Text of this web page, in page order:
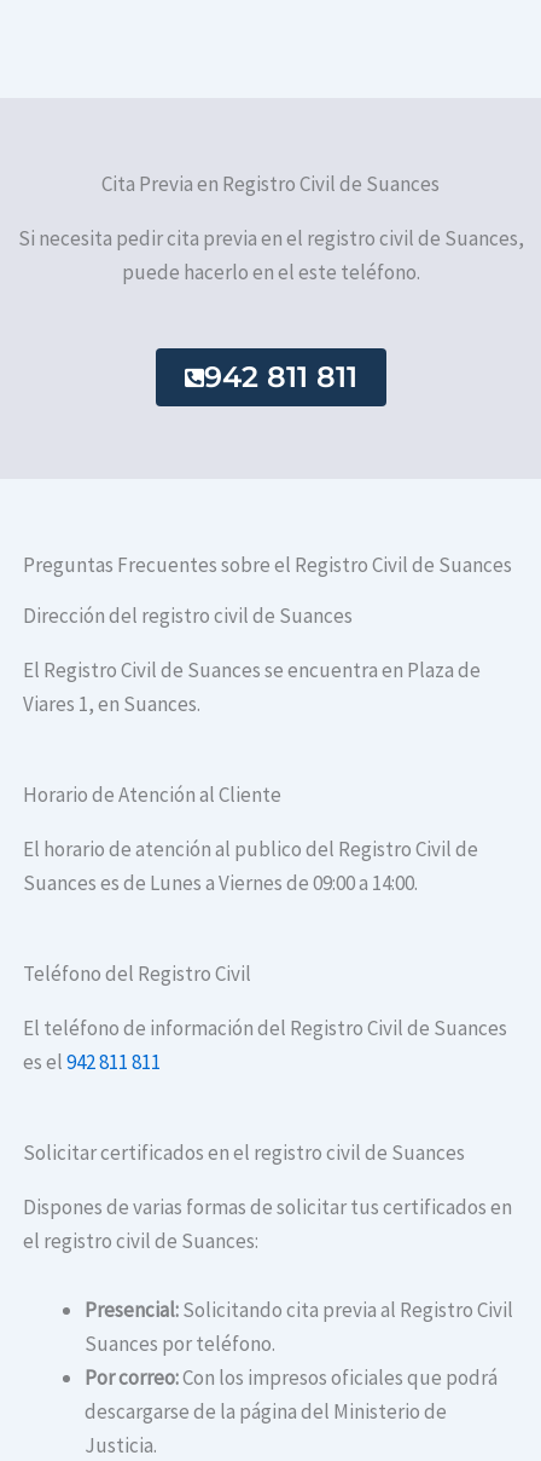
Cita Previa en Registro Civil de Suances
Si necesita pedir cita previa en el registro civil de Suances,
puede hacerlo en el este teléfono.
942 811 811
Preguntas Frecuentes sobre el Registro Civil de Suances
Dirección del registro civil de Suances
El Registro Civil de Suances se encuentra en Plaza de
Viares 1, en Suances.
Horario de Atención al Cliente
El horario de atención al publico del Registro Civil de
Suances es de Lunes a Viernes de 09:00 a 14:00.
Teléfono del Registro Civil
El teléfono de información del Registro Civil de Suances
es el942 811 811
Solicitar certificados en el registro civil de Suances
Dispones de varias formas de solicitar tus certificados en
el registro civil de Suances:
Presencial:Solicitando cita previa al Registro Civil
Suances por teléfono.
Por correo:Con los impresos oficiales que podrá
descargarse de la página del Ministerio de
Justicia.